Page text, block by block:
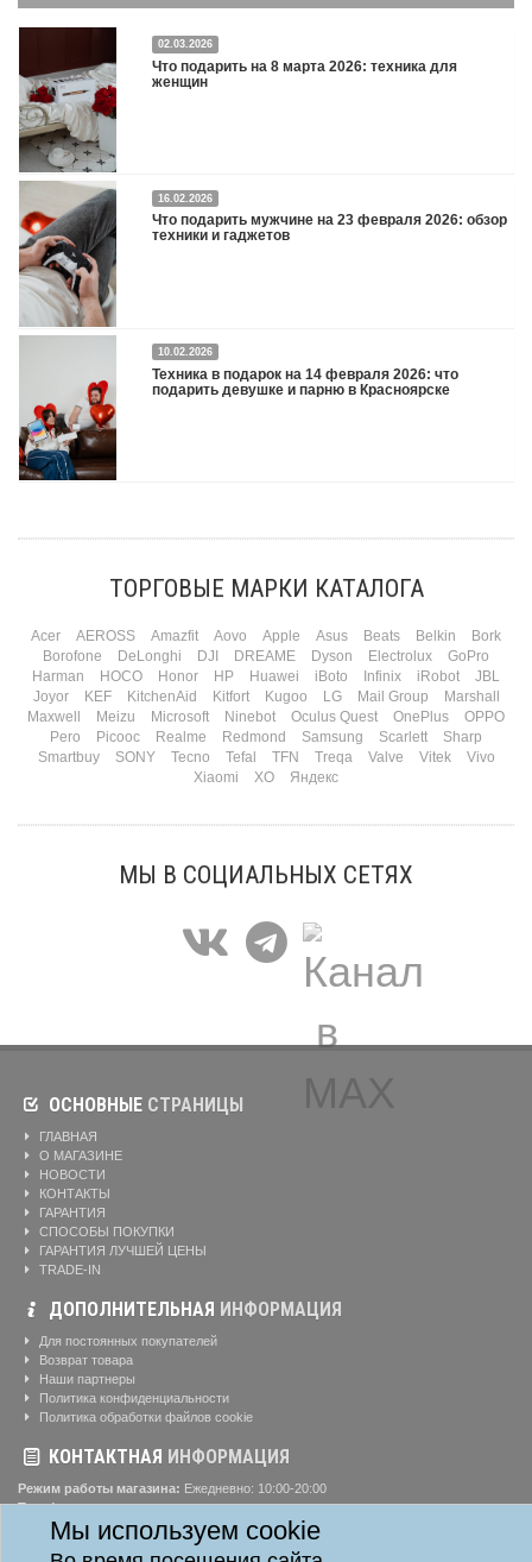
02.03.2026
Что подарить на 8 марта 2026: техника для
женщин
Что подарить на 8 марта 2026: техника для женщин
16.02.2026
Что подарить мужчине на 23 февраля 2026: обзор
техники и гаджетов
Двадцать третье февраля — праздник, на который мужчины делают вид, что им
все равно. А потом три дня рассказывают коллегам, какую колонку / приставку /
камеру им подарили. Не верьте словам — верьте глазам, которые загораются
при виде новой коробки.
10.02.2026
Техника в подарок на 14 февраля 2026: что
подарить девушке и парню в Красноярске
марта — контрольный выстрел по кошельку. Начнем с первого — потому что он
ТОРГОВЫЕ МАРКИ КАТАЛОГА
Acer AEROSS Amazfit Aovo Apple Asus Beats Belkin
Bork
Borofone
DeLonghi DJI DREAME Dyson Electrolux
GoPro
Harman
HOCO Honor HP Huawei iBoto Infinix iRobot
JBL
Joyor
KEF KitchenAid Kitfort Kugoo LG Mail Group
Marshall
Maxwell
Meizu Microsoft Ninebot Oculus Quest OnePlus
OPPO
Pero
Picooc Realme Redmond Samsung Scarlett
Sharp
Smartbuy
SONY Tecno Tefal TFN Treqa Valve Vitek
Vivo
Xiaomi
XO Яндекс
МЫ В СОЦИАЛЬНЫХ СЕТЯХ
Мы используем cookie
ОСНОВНЫЕ СТРАНИЦЫ
ГЛАВНАЯ
О МАГАЗИНЕ
НОВОСТИ
КОНТАКТЫ
ГАРАНТИЯ
СПОСОБЫ ПОКУПКИ
ГАРАНТИЯ ЛУЧШЕЙ ЦЕНЫ
TRADE-IN
ДОПОЛНИТЕЛЬНАЯ ИНФОРМАЦИЯ
Для постоянных покупателей
Возврат товара
Наши партнеры
Политика конфиденциальности
Политика обработки файлов cookie
КОНТАКТНАЯ ИНФОРМАЦИЯ
Режим работы магазина: Ежедневно: 10:00-20:00
Телефоны:
8-904-895-02-20
Адрес:г. Красноярск, ул. Алексеева, д. 24, офис 41